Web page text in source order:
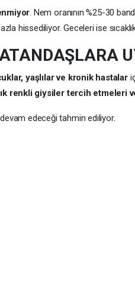
. Nem oranının %25-30
hissediliyor. Geceleri ise
yaşlılar ve kronik hastalar
renkli giysiler tercih etmeleri
edeceği tahmin ediliyor.